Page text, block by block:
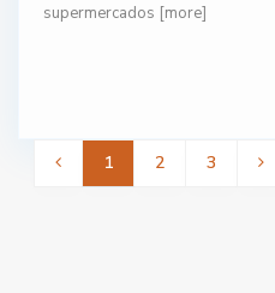
supermercados [more]
1 2 3